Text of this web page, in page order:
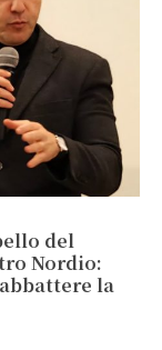
del
Nordio:
la